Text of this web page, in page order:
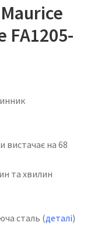
FA1205-
вистачає на 68
та хвилин
сталь (деталі)